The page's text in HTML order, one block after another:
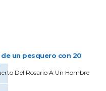
un pesquero con 20
Del Rosario A Un Hombre